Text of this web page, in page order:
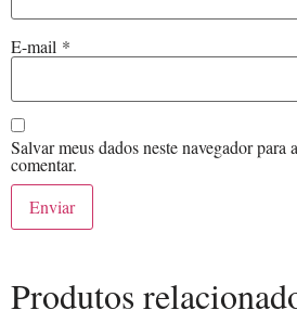
E-mail *
Salvar meus dados neste navegador para
comentar.
Produtos